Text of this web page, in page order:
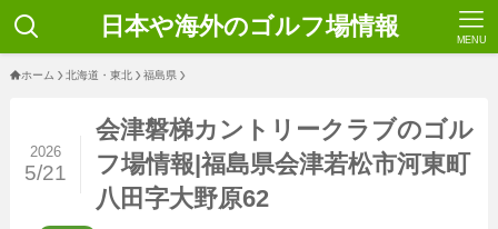
日本や海外のゴルフ場情報 MENU
ホーム 北海道・東北 福島県
会津磐梯カントリークラブのゴル
フ場情報|福島県会津若松市河東町
八田字大野原62
2026
5/21